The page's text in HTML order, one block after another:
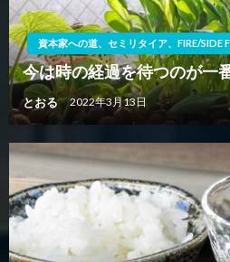
資本家への道、セミリタイア、FIRE/SIDE
今は時の経過を待つのが一
とおる 2022年3月13日